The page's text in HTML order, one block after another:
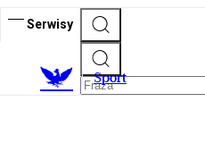
Serwisy
Sport